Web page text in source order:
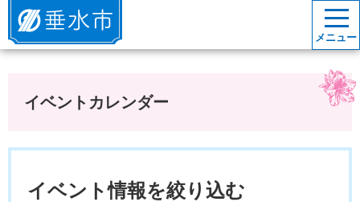
垂水市
メニュー
イベントカレンダー
イベント情報を絞り込む